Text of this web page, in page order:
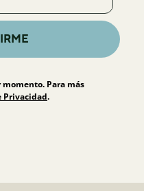
Para más
Privacidad.